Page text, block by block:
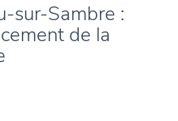
sur-Sambre :
de la